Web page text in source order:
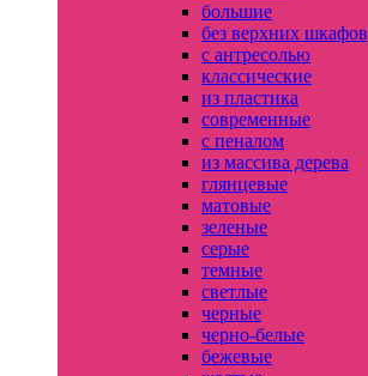
большие
без верхних шкафов
с антресолью
классические
из пластика
современные
с пеналом
из массива дерева
глянцевые
матовые
зеленые
серые
темные
светлые
черные
черно-белые
бежевые